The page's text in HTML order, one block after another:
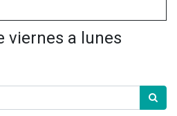
viernes a lunes